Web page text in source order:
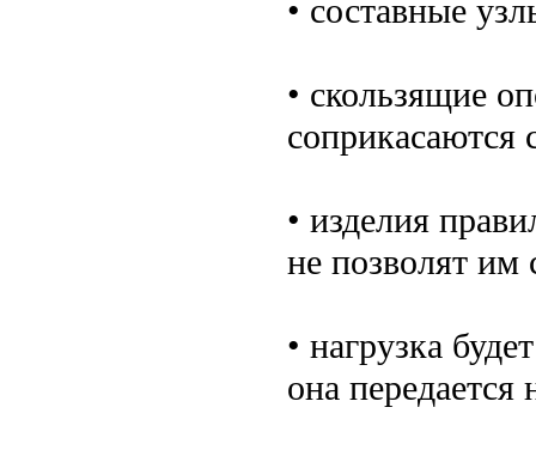
• составные
• скользящие
соприкасаются
• изделия
не позволят им
• нагрузка
она